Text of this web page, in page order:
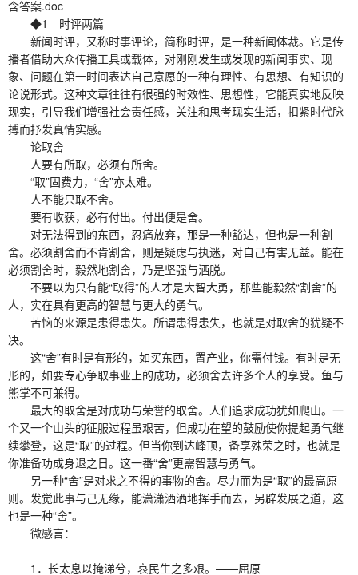
含答案.doc
◆1 时评两篇
新闻时评，又称时事评论，简称时评，是一种新闻体裁。它是传
播者借助大众传播工具或载体，对刚刚发生或发现的新闻事实、现
象、问题在第一时间表达自己意愿的一种有理性、有思想、有知识的
论说形式。这种文章往往有很强的时效性、思想性，它能真实地反映
现实，引导我们增强社会责任感，关注和思考现实生活，扣紧时代脉
搏而抒发真情实感。
论取舍
人要有所取，必须有所舍。
“取”固费力，“舍”亦太难。
人不能只取不舍。
要有收获，必有付出。付出便是舍。
对无法得到的东西，忍痛放弃，那是一种豁达，但也是一种割
舍。必须割舍而不肯割舍，则是疑虑与执迷，对自己有害无益。能在
必须割舍时，毅然地割舍，乃是坚强与洒脱。
不要以为只有能“取得”的人才是大智大勇，那些能毅然“割舍”的
人，实在具有更高的智慧与更大的勇气。
苦恼的来源是患得患失。所谓患得患失，也就是对取舍的犹疑不
决。
这“舍”有时是有形的，如买东西，置产业，你需付钱。有时是无
形的，如要专心争取事业上的成功，必须舍去许多个人的享受。鱼与
熊掌不可兼得。
最大的取舍是对成功与荣誉的取舍。人们追求成功犹如爬山。一
个又一个山头的征服过程虽艰苦，但成功在望的鼓励使你提起勇气继
续攀登，这是“取”的过程。但当你到达峰顶，备享殊荣之时，也就是
你准备功成身退之日。这一番“舍”更需智慧与勇气。
另一种“舍”是对求之不得的事物的舍。尽力而为是“取”的最高原
则。发觉此事与己无缘，能潇潇洒洒地挥手而去，另辟发展之道，这
也是一种“舍”。
微感言：
1．长太息以掩涕兮，哀民生之多艰。——屈原